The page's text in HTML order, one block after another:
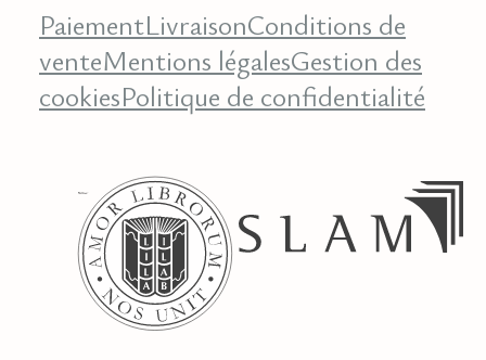
PaiementLivraisonConditions de
venteMentions légalesGestion des
cookiesPolitique de confidentialité